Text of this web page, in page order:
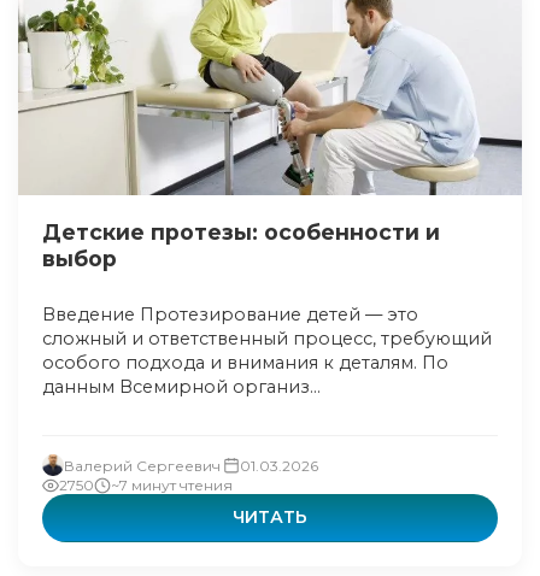
Детские протезы: особенности и
выбор
Введение Протезирование детей — это
сложный и ответственный процесс, требующий
особого подхода и внимания к деталям. По
данным Всемирной организ...
Валерий Сергеевич
01.03.2026
2750
~7 минут чтения
ЧИТАТЬ